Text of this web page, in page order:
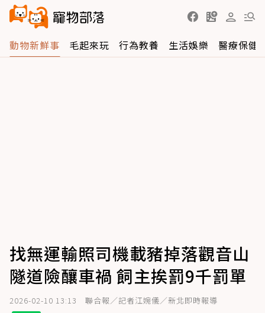
動物新鮮事 毛起來玩 行為教養 生活娛樂 醫療保健
找無運輸照司機載豬掉落觀音山
隧道險釀車禍 飼主挨罰9千罰單
2026-02-10 13:13 聯合報／記者江婉儀／新北即時報導